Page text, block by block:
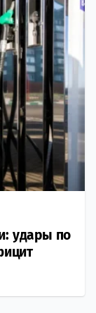
удары по